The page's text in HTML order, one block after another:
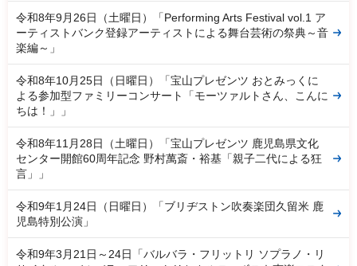
令和8年9月26日（土曜日）「Performing Arts Festival vol.1 ア
ーティストバンク登録アーティストによる舞台芸術の祭典～音
楽編～」
令和8年10月25日（日曜日）「宝山プレゼンツ おとみっくに
よる参加型ファミリーコンサート「モーツァルトさん、こんに
ちは！」」
令和8年11月28日（土曜日）「宝山プレゼンツ 鹿児島県文化
センター開館60周年記念 野村萬斎・裕基「親子二代による狂
言」」
令和9年1月24日（日曜日）「ブリヂストン吹奏楽団久留米 鹿
児島特別公演」
令和9年3月21日～24日「バルバラ・フリットリ ソプラノ・リ